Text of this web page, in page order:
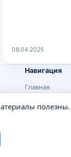
08.04.2025
Навигация
Главная